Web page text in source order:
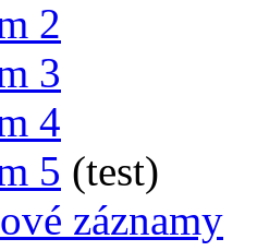
2
3
4
5 (test)
záznamy